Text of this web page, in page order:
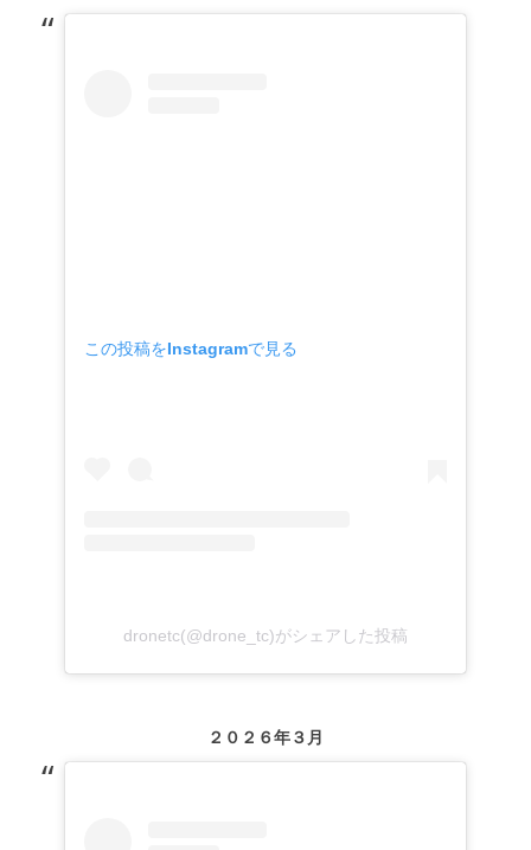
この投稿をInstagramで見る
dronetc(@drone_tc)がシェアした投稿
２０２６年３月